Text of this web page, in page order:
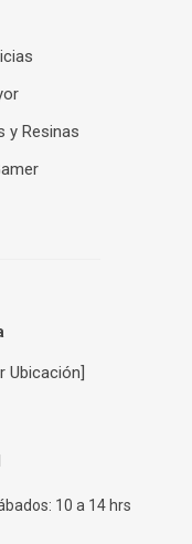
y Resinas
Ubicación]
10 a 14 hrs